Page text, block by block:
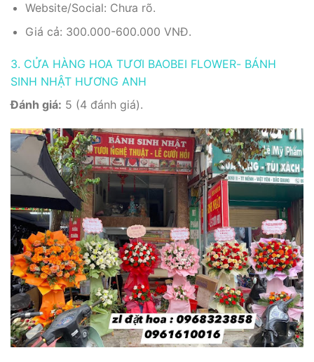
Website/Social: Chưa rõ.
Giá cả: 300.000-600.000 VNĐ.
3. CỬA HÀNG HOA TƯƠI BAOBEI FLOWER- BÁNH
SINH NHẬT HƯƠNG ANH
Đánh giá: 5 (4 đánh giá).